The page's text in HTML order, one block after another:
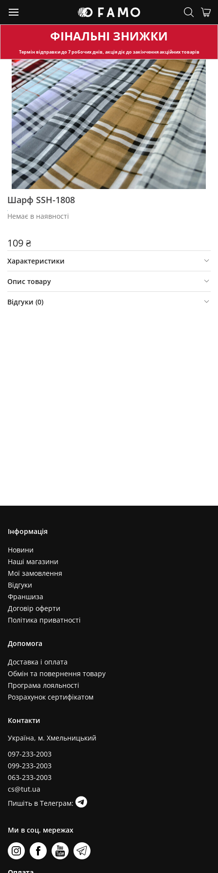
ФІНАЛЬНІ ЗНИЖКИ
Термін відправкидо 7 робочих днів, акція діє до закінчення акційних товарів
Шарф SSH-1808
Немає в наявності
109 ₴
Характеристики
Опис товару
Відгуки (0)
Інформація
Новини
Наші магазини
Мої замовлення
Відгуки
Франшиза
Договір оферти
Політика приватності
Допомога
Доставка і оплата
Обмін та повернення товару
Програма лояльності
Розрахунок сертифікатом
Контакти
Україна, м. Хмельницький
097-233-2003
099-233-2003
063-233-2003
cs@tut.ua
Пишіть в Телеграм:
Ми в соц. мережах